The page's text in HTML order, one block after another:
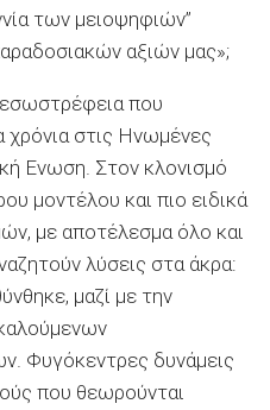
των μειοψηφιών”
αξιών μας»;
που
χρόνια στις Ηνωμένες
Ενωση. Στον κλονισμό
μοντέλου και πιο ειδικά
με αποτέλεσμα όλο και
λύσεις στα άκρα:
μαζί με την
Φυγόκεντρες δυνάμεις
που θεωρούνται